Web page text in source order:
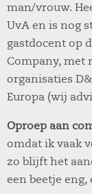
man/vrouw.
UvA en is nog
gastdocent op
Company, met
organisaties
Europa (wij
Oproep aan
omdat ik vaak
zo blijft het
een beetje